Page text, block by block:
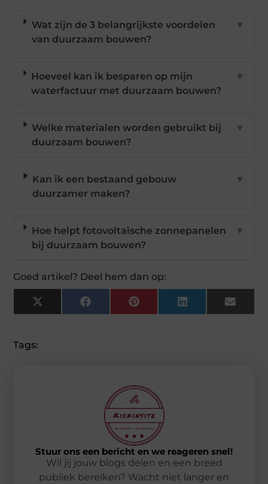
Wat zijn de 3 belangrijkste voordelen
van duurzaam bouwen?
▼
Hoeveel kan ik besparen op mijn
waterfactuur met duurzaam bouwen?
▼
Welke materialen worden gebruikt bij
duurzaam bouwen?
▼
Kan ik een bestaand gebouw
duurzamer maken?
▼
Hoe helpt fotovoltaïsche zonnepanelen
bij duurzaam bouwen?
▼
Goed artikel? Deel hem dan op:
X
(Twitter)
FacebookPinterestLinkedIn Email
Tags:
Stuur ons een bericht en we reageren snel!
Wil jij jouw blogs delen en een breed
publiek bereiken? Wacht niet langer en